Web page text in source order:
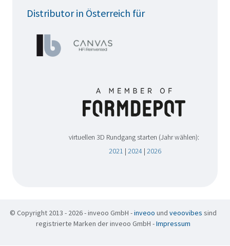
Distributor in Österreich für
virtuellen 3D Rundgang starten (Jahr wählen):
2021 | 2024| 2026
© Copyright 2013 - 2026 - inveoo GmbH -inveoo und veoovibes sind
registrierte Marken der inveoo GmbH -Impressum